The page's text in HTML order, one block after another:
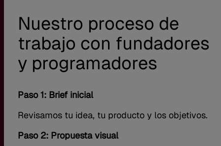
Nuestro proceso de
trabajo con fundadores
y programadores
Paso 1: Brief inicial
Revisamos tu idea, tu producto y los objetivos.
Paso 2: Propuesta visual